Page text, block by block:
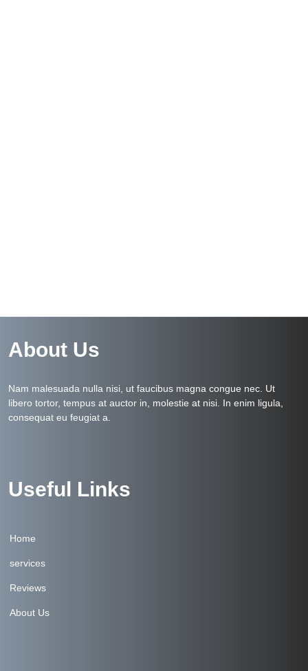
About Us
Nam malesuada nulla nisi, ut faucibus magna congue nec. Ut
libero tortor, tempus at auctor in, molestie at nisi. In enim ligula,
consequat eu feugiat a.
Useful Links
Home
services
Reviews
About Us